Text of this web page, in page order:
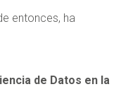
entonces, ha
de Datos en la